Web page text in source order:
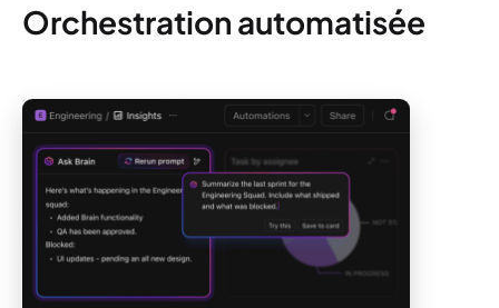
Orchestration automatisée